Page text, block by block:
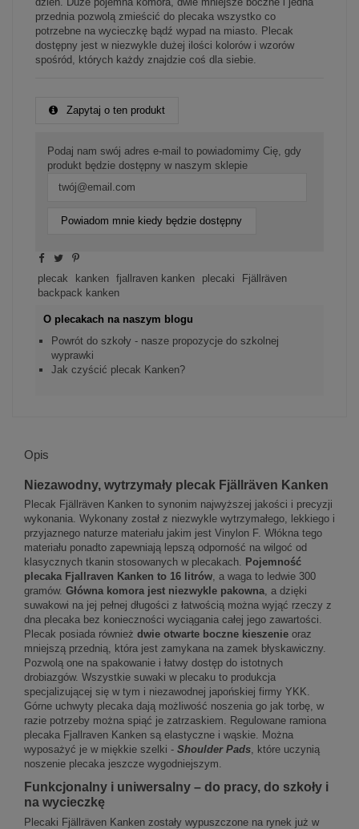
przednia pozwolą zmieścić do plecaka wszystko co
potrzebne na wycieczkę bądź wypad na miasto. Plecak
dostępny jest w niezwykle dużej ilości kolorów i wzorów
spośród, których każdy znajdzie coś dla siebie.
Zapytaj o ten produkt
Podaj nam swój adres e-mail to powiadomimy Cię, gdy
produkt będzie dostępny w naszym sklepie
Powiadom mnie kiedy będzie dostępny
plecak kanken fjallraven kanken plecaki
Fjällräven
backpack kanken
O plecakach na naszym blogu
Powrót do szkoły - nasze propozycje do szkolnej
wyprawki
Jak czyścić plecak Kanken?
Opis
Niezawodny, wytrzymały plecak Fjällräven Kanken
Plecak Fjällräven Kanken to synonim najwyższej jakości i precyzji
wykonania. Wykonany został z niezwykle wytrzymałego, lekkiego i
przyjaznego naturze materiału jakim jest Vinylon F. Włókna tego
materiału ponadto zapewniają lepszą odporność na wilgoć od
klasycznych tkanin stosowanych w plecakach. Pojemność
plecaka Fjallraven Kanken to 16 litrów, a waga to ledwie 300
gramów. Główna komora jest niezwykle pakowna, a dzięki
suwakowi na jej pełnej długości z łatwością można wyjąć rzeczy z
dna plecaka bez konieczności wyciągania całej jego zawartości.
Plecak posiada również dwie otwarte boczne kieszenie oraz
mniejszą przednią, która jest zamykana na zamek błyskawiczny.
Pozwolą one na spakowanie i łatwy dostęp do istotnych
drobiazgów. Wszystkie suwaki w plecaku to produkcja
specjalizującej się w tym i niezawodnej japońskiej firmy YKK.
Górne uchwyty plecaka dają możliwość noszenia go jak torbę, w
razie potrzeby można spiąć je zatrzaskiem. Regulowane ramiona
plecaka Fjallraven Kanken są elastyczne i wąskie. Można
wyposażyć je w miękkie szelki - Shoulder Pads, które uczynią
noszenie plecaka jeszcze wygodniejszym.
Funkcjonalny i uniwersalny – do pracy, do szkoły i
na wycieczkę
Plecaki Fjällräven Kanken zostały wypuszczone na rynek już w